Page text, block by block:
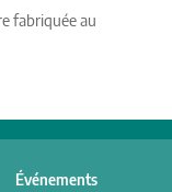
fabriquée au
Événements